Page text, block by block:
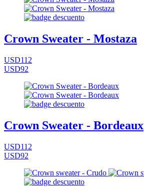
Crown Sweater - Mostaza
USD112
USD92
Crown Sweater - Bordeaux
USD112
USD92